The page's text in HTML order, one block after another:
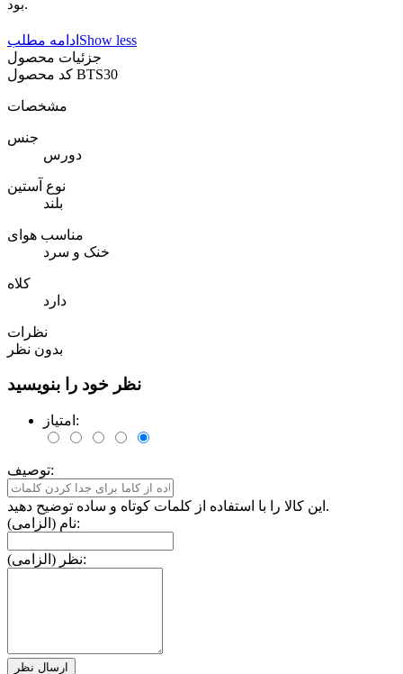
بود.
ادامه مطلب Show less
جزئیات محصول
BTS30
مشخصات
جنس
دورس
نوع آستین
بلند
مناسب هوای
خنک و سرد
کلاه
دارد
نظرات
بدون نظر
نظر خود را بنویسید
امتیاز:
توصیف:
این کالا را با استفاده از کلمات کوتاه و ساده توضیح دهید.
نام (الزامی):
نظر (الزامی):